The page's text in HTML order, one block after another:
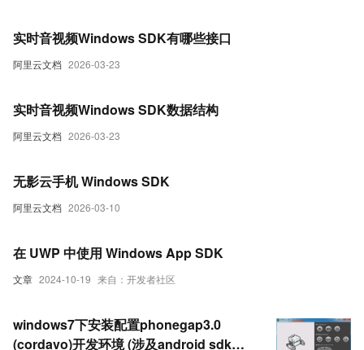
阿里云文档 2026-03-23
实时音视频Windows SDK有哪些接口
阿里云文档 2026-03-23
实时音视频Windows SDK数据结构
阿里云文档 2026-03-10
无影云手机 Windows SDK
文章 2024-10-19 来自：开发者社区
在 UWP 中使用 Windows App SDK
windows7下安装配置phonegap3.0
(cordavo)开发环境 (涉及android sdk配